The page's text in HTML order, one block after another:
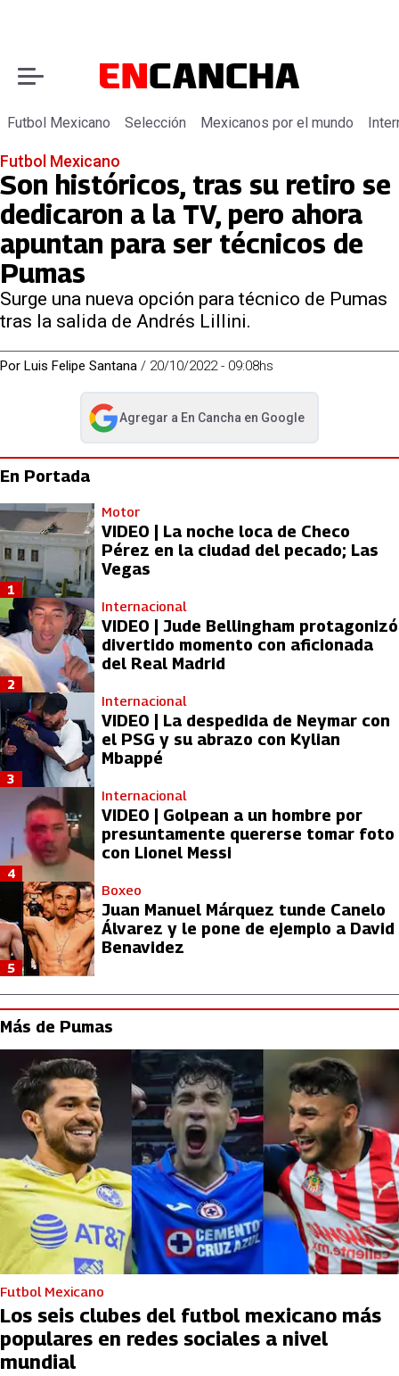
Futbol Mexicano Selección Mexicanos por el mundo
Futbol Mexicano
Son históricos, tras su retiro se
dedicaron a la TV, pero ahora
apuntan para ser técnicos de
Pumas
Surge una nueva opción para técnico de Pumas
tras la salida de Andrés Lillini.
Por Luis Felipe Santana / 20/10/2022 - 09:08hs
Agregar a En Cancha en Google
abre en nueva pestaña
En Portada
Motor
VIDEO | La noche loca de Checo
Pérez en la ciudad del pecado; Las
Vegas
1
Internacional
VIDEO | Jude Bellingham protagonizó
divertido momento con aficionada
del Real Madrid
2
Internacional
VIDEO | La despedida de Neymar con
el PSG y su abrazo con Kylian
Mbappé
3
Internacional
VIDEO | Golpean a un hombre por
presuntamente quererse tomar foto
con Lionel Messi
4
Boxeo
Juan Manuel Márquez tunde Canelo
Álvarez y le pone de ejemplo a David
Benavidez
5
Más de Pumas
Futbol Mexicano
Los seis clubes del futbol mexicano más
populares en redes sociales a nivel
mundial